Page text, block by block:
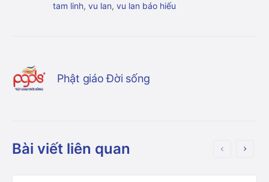
tam linh, vu lan, vu lan báo hiếu
Phật giáo Đời sống
Bài viết liên quan